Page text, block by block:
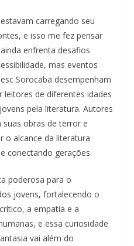
carregando seu
e isso me fez pensar
enfrenta desafios
mas eventos
Sorocaba desempenham
leitores de diferentes idades
pela literatura. Autores
obras de terror e
o alcance da literatura
conectando gerações.
poderosa para o
jovens, fortalecendo o
a empatia e a
e essa curiosidade
vai além do